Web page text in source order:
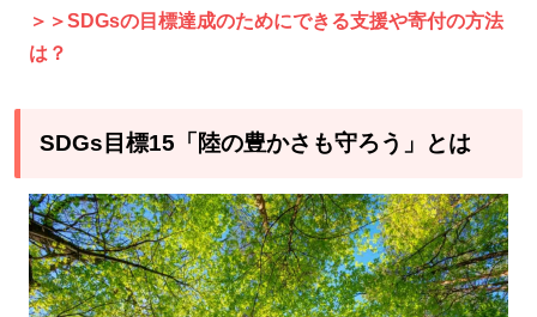
＞＞SDGsの目標達成のためにできる支援や寄付の方法
は？
SDGs目標15「陸の豊かさも守ろう」とは